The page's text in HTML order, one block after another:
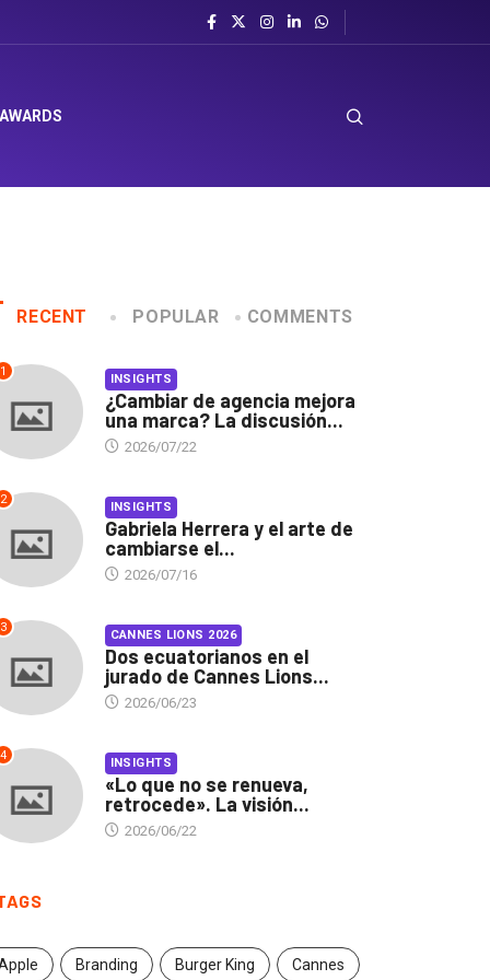
sombrero en Corporación Favorita
RECENT POPULAR COMMENTS
1 INSIGHTS
¿Cambiar de agencia mejora
una marca? La discusión...
2026/07/22
2 INSIGHTS
Gabriela Herrera y el arte de
cambiarse el...
2026/07/16
3 CANNES LIONS 2026
Dos ecuatorianos en el
jurado de Cannes Lions...
2026/06/23
4 INSIGHTS
«Lo que no se renueva,
retrocede». La visión...
2026/06/22
Branding Burger King Cannes